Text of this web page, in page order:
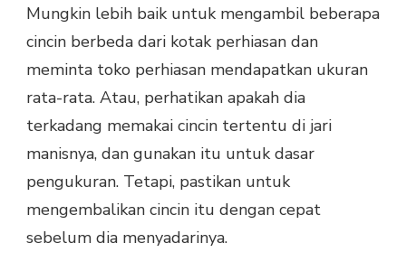
Mungkin lebih baik untuk mengambil beberapa
cincin berbeda dari kotak perhiasan dan
meminta toko perhiasan mendapatkan ukuran
rata-rata. Atau, perhatikan apakah dia
terkadang memakai cincin tertentu di jari
manisnya, dan gunakan itu untuk dasar
pengukuran. Tetapi, pastikan untuk
mengembalikan cincin itu dengan cepat
sebelum dia menyadarinya.